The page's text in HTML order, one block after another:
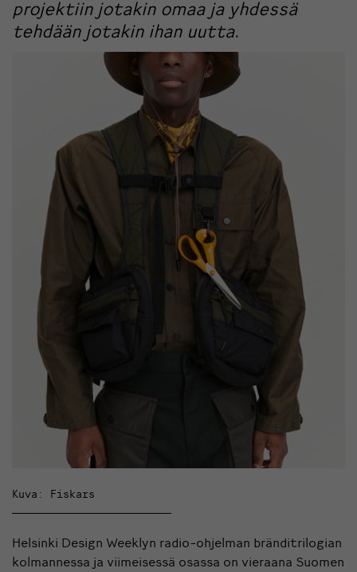
projektiin jotakin omaa ja yhdessä
tehdään jotakin ihan uutta.
Kuva: Fiskars
Helsinki Design Weeklyn radio-ohjelman bränditrilogian
kolmannessa ja viimeisessä osassa on vieraana Suomen